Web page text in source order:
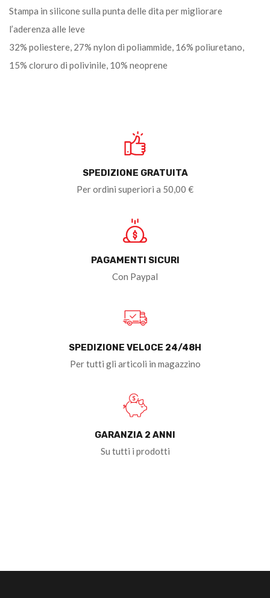
Stampa in silicone sulla punta delle dita per migliorare
l’aderenza alle leve
32% poliestere, 27% nylon di poliammide, 16% poliuretano,
15% cloruro di polivinile, 10% neoprene
SPEDIZIONE GRATUITA
Per ordini superiori a 50,00 €
PAGAMENTI SICURI
Con Paypal
SPEDIZIONE VELOCE 24/48H
Per tutti gli articoli in magazzino
GARANZIA 2 ANNI
Su tutti i prodotti